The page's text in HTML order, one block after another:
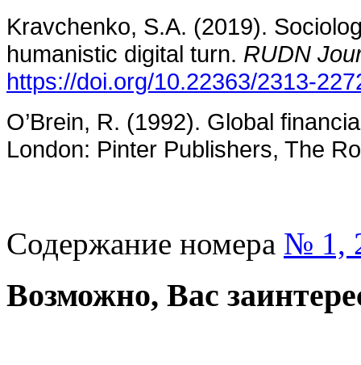
Kravchenko, S.A. (2019).
humanistic digital turn. RUDN
https://doi.org/10.22363/2313-
O’Brein, R. (1992). Global
London: Pinter Publishers, The
Содержание номера № 1,
Возможно, Вас